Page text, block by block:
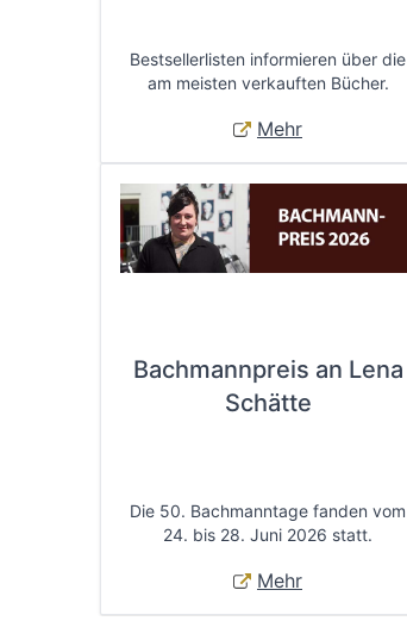
Bestsellerlisten informieren über die
am meisten verkauften Bücher.
Mehr
Bachmannpreis an Lena
Schätte
Die 50. Bachmanntage fanden vom
24. bis 28. Juni 2026 statt.
Mehr